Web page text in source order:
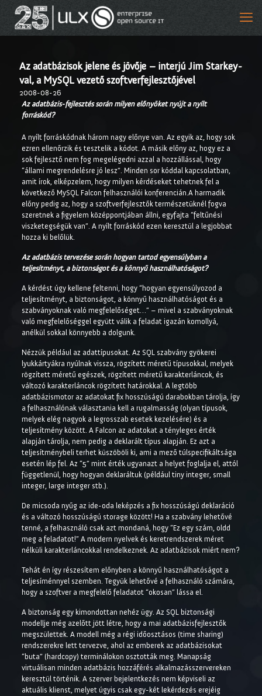
Az adatbázisok jelene és jövője – interjú Jim Starkey-
val, a MySQL vezető szoftverfejlesztőjével
2008-08-26
Az adatbázis-fejlesztés során milyen előnyöket nyújt a nyílt
forráskód?
A nyílt forráskódnak három nagy előnye van. Az egyik az, hogy sok
ezren ellenőrzik és tesztelik a kódot. A másik előny az, hogy ez a
sok fejlesztő nem fog megelégedni azzal a hozzállással, hogy
“állami megrendelésre jó lesz”. Minden sor kóddal kapcsolatban,
amit írok, elképzelem, hogy milyen kérdéseket tehetnek fel a
következő MySQL Falcon felhasználói konferencián.A harmadik
előny pedig az, hogy a szoftverfejlesztők természetüknél fogva
szeretnek a figyelem középpontjában állni, egyfajta “feltűnési
viszketegségük van”. A nyílt forráskód ezen keresztül a legjobbat
hozza ki belőlük.
Az adatbázis tervezése során hogyan tartod egyensúlyban a
teljesítményt, a biztonságot és a könnyű használhatóságot?
A kérdést úgy kellene feltenni, hogy “hogyan egyensúlyozod a
teljesítményt, a biztonságot, a könnyű használhatóságot és a
szabványoknak való megfelelőséget…” – mivel a szabványoknak
való megfelelőséggel együtt válik a feladat igazán komollyá,
anélkül sokkal könnyebb a dolgunk.
Nézzük például az adattípusokat. Az SQL szabvány gyökerei
lyukkártyákra nyúlnak vissza, rögzített méretű típusokkal, melyek
rögzített méretű egészek, rögzített méretű karakterláncok, és
változó karakterláncok rögzített határokkal. A legtöbb
adatbázismotor az adatokat fix hosszúságú darabokban tárolja, így
a felhasználónak választania kell a rugalmasság (olyan típusok,
melyek elég nagyok a legrosszab esetek kezelésére) és a
teljesítmény között. A Falcon az adatokat a tényleges érték
alapján tárolja, nem pedig a deklarált típus alapján. Ez azt a
teljesítménybeli terhet küszöböli ki, ami a mező túlspecifikáltsága
esetén lép fel. Az “5” mint érték ugyanazt a helyet foglalja el, attól
függetlenül, hogy hogyan deklaráltuk (például tiny integer, small
integer, large integer stb.).
De micsoda nyűg az ide-oda leképzés a fix hosszúságú deklaráció
és a változó hosszúságú storage között! Ha a szabvány lehetővé
tenné, a felhasználó csak azt mondaná, hogy “Ez egy szám, oldd
meg a feladatot!” A modern nyelvek és keretrendszerek méret
nélküli karakterláncokkal rendelkeznek. Az adatbázisok miért nem?
Tehát én így részesítem előnyben a könnyű használhatóságot a
teljesíménnyel szemben. Tegyük lehetővé a felhasználó számára,
hogy a szoftver a megfelelő feladatot “okosan” lássa el.
A biztonság egy kimondottan nehéz ügy. Az SQL biztonsági
modellje még azelőtt jött létre, hogy a mai adatbázisfejlesztők
megszülettek. A modell még a régi időosztásos (time sharing)
rendszerekre lett tervezve, ahol az emberek az adatbázisokat
“buta” (hardcopy) terminálokon osztották meg. Manapság
virtuálisan minden adatbázis hozzáférés alkalmazásszervereken
keresztül történik. A szerver bejelentkezés nem képviseli az
aktuális klienst, melyet úgyis csak egy-két lekérdezés erejéig